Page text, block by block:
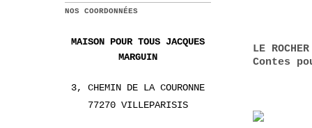
LE
Contes
NOS COORDONNÉES
MAISON POUR TOUS JACQUES
MARGUIN
3, CHEMIN DE LA COURONNE
77270 VILLEPARISIS